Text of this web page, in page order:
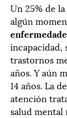
Un 25% de
algún
incapacidad,
trastornos
años. Y aún
14 años. La
atención
salud mental